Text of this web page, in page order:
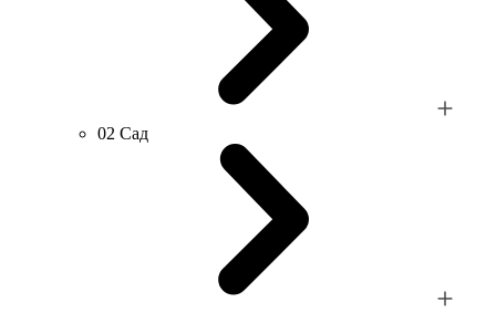
02 Сад